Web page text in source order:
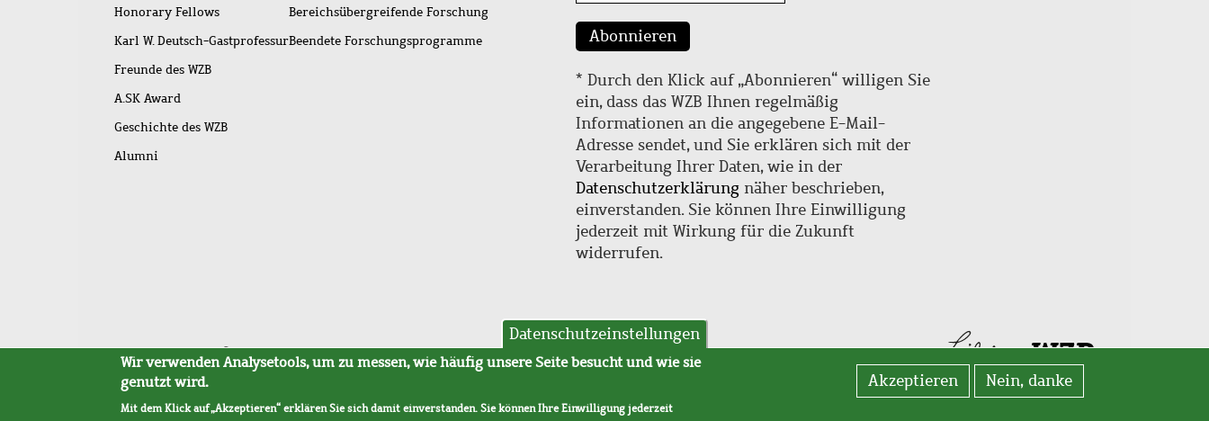
Honorary Fellows
Karl W. Deutsch-Gastprofessur
Freunde des WZB
A.SK Award
Geschichte des WZB
Alumni
Bereichsübergreifende Forschung
Beendete Forschungsprogramme
Abonnieren
* Durch den Klick auf „Abonnieren“ willigen Sie
ein, dass das WZB Ihnen regelmäßig
Informationen an die angegebene E-Mail-
Adresse sendet, und Sie erklären sich mit der
Verarbeitung Ihrer Daten, wie in der
Datenschutzerklärung näher beschrieben,
einverstanden. Sie können Ihre Einwilligung
jederzeit mit Wirkung für die Zukunft
widerrufen.
Fußleistenmenü
SitemapBarrierefreiheitImpressumDatenschutzAVB
Datenschutzeinstellungen
Wir verwenden Analysetools, um zu messen, wie häufig unsere Seite besucht und wie sie
genutzt wird.
Mit dem Klick auf „Akzeptieren“ erklären Sie sich damit einverstanden. Sie können Ihre Einwilligung jederzeit
Akzeptieren Nein, danke